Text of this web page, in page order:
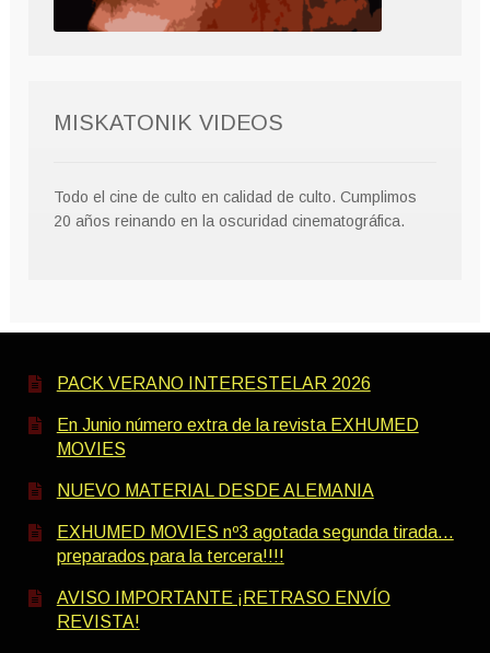
MISKATONIK VIDEOS
Todo el cine de culto en calidad de culto. Cumplimos
20 años reinando en la oscuridad cinematográfica.
PACK VERANO INTERESTELAR 2026
En Junio número extra de la revista EXHUMED
MOVIES
NUEVO MATERIAL DESDE ALEMANIA
EXHUMED MOVIES nº3 agotada segunda tirada…
preparados para la tercera!!!!
AVISO IMPORTANTE ¡RETRASO ENVÍO
REVISTA!